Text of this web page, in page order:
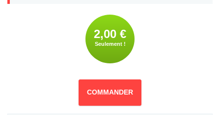
2,00 €
Seulement !
COMMANDER